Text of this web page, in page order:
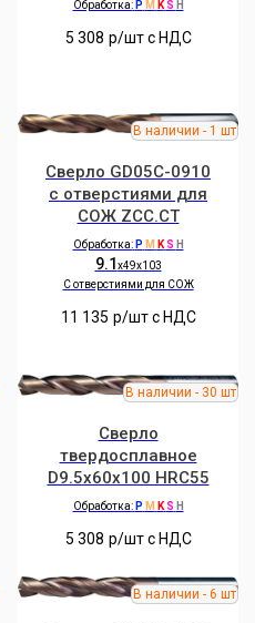
Обработка: P M K S H
5 308 р/шт c НДС
Сверло GD05C-0910
с отверстиями для
СОЖ ZCC.CT
Обработка: P M K S H
9.1 x49x103
C отверстиями для СОЖ
11 135 р/шт c НДС
Сверло
твердосплавное
D9.5x60x100 HRC55
Обработка: P M K S H
5 308 р/шт c НДС